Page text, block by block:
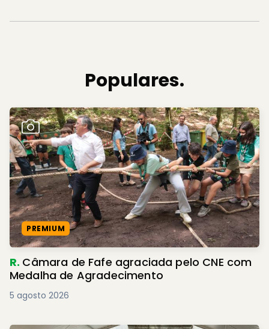
Populares.
PREMIUM
R. Câmara de Fafe agraciada pelo CNE com
Medalha de Agradecimento
5 agosto 2026